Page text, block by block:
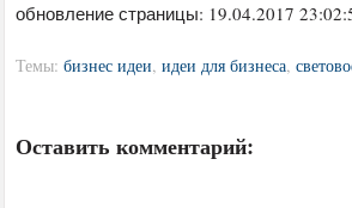
обновление страницы: 19.04.2017
Темы:бизнес идеи,идеи для бизнеса,
Оставить комментарий: